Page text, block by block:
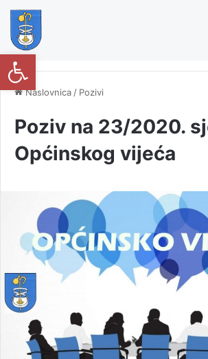
Naslovnica / Pozivi
Poziv na 23/2020.
Općinskog vijeća
Open toolbar